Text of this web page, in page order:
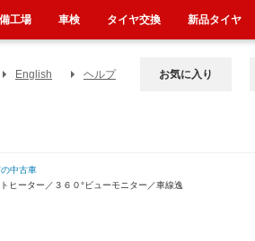
English ヘルプ お気に入り
中古車
ーター／３６０°ビューモニター／車線逸
工場 車検 タイヤ交換 新品タイヤ